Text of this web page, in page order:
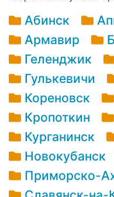
Абинск
Армавир
Геленджик
Гулькевичи
Кореновск
Кропоткин
Курганинск
Новокубанск
Приморско-